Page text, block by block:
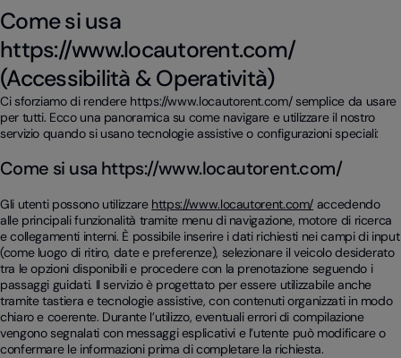
Come si usa
https://www.locautorent.com/
(Accessibilità & Operatività)
Ci sforziamo di rendere https://www.locautorent.com/ semplice da usare
per tutti. Ecco una panoramica su come navigare e utilizzare il nostro
servizio quando si usano tecnologie assistive o configurazioni speciali:
Come si usa https://www.locautorent.com/
Gli utenti possono utilizzare https://www.locautorent.com/ accedendo
alle principali funzionalità tramite menu di navigazione, motore di ricerca
e collegamenti interni. È possibile inserire i dati richiesti nei campi di input
(come luogo di ritiro, date e preferenze), selezionare il veicolo desiderato
tra le opzioni disponibili e procedere con la prenotazione seguendo i
passaggi guidati. Il servizio è progettato per essere utilizzabile anche
tramite tastiera e tecnologie assistive, con contenuti organizzati in modo
chiaro e coerente. Durante l’utilizzo, eventuali errori di compilazione
vengono segnalati con messaggi esplicativi e l’utente può modificare o
confermare le informazioni prima di completare la richiesta.